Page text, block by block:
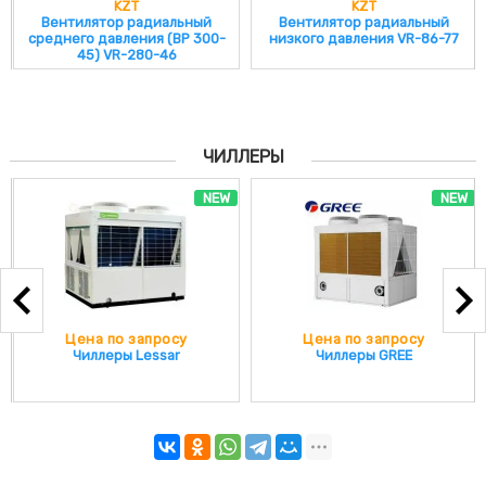
NEP 100-50/60 кВт. *380 В.
464 863 KZT
NEP 100-50/75 кВт. *380 В.
KZT
Вентилятор радиальный
среднего давления (ВР 300-
45) VR-280-46
KZT
Вентилятор радиальный
низкого давления VR-86-77
ЧИЛЛЕРЫ
NEW
Цена по запросу
Чиллеры Lessar
NEW
Цена по запросу
Чиллеры GREE